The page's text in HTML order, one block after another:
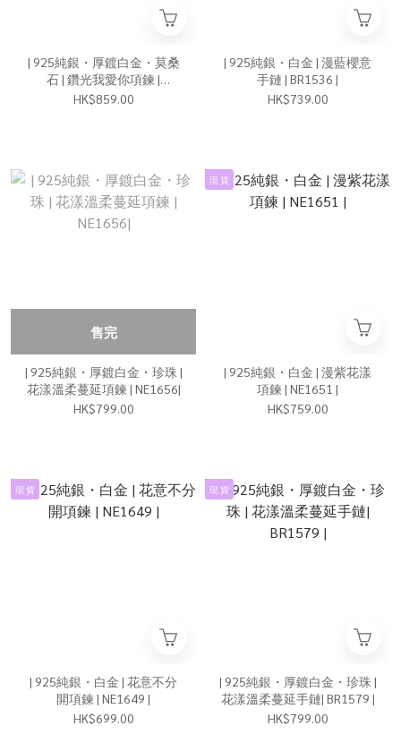
| 925純銀・厚鍍白金・莫桑
石 | 鑽光我愛你項鍊 |
NE1780 |
HK$859.00
| 925純銀・白金 | 漫藍櫻意
手鏈 | BR1536 |
HK$739.00
售完
| 925純銀・厚鍍白金・珍珠 |
花漾溫柔蔓延項鍊 | NE1656|
HK$799.00
現 貨
| 925純銀・白金 | 漫紫花漾
項鍊 | NE1651 |
HK$759.00
現 貨
| 925純銀・白金 | 花意不分
開項鍊 | NE1649 |
HK$699.00
現 貨
| 925純銀・厚鍍白金・珍珠 |
花漾溫柔蔓延手鏈| BR1579 |
HK$799.00